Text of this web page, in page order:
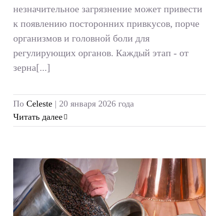
незначительное загрязнение может привести
к появлению посторонних привкусов, порче
организмов и головной боли для
регулирующих органов. Каждый этап - от
зерна[...]
ПоCeleste | 20 января 2026 года
Читать далее